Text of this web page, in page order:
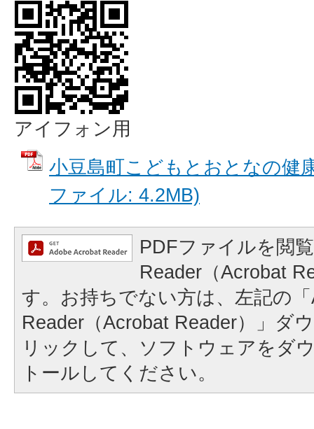
アイフォン用
小豆島町こどもとおとなの健
ファイル: 4.2MB)
PDFファイルを閲
Reader（Acrobat
す。お持ちでない方は、左記の
Reader（Acrobat Reader）」ダ
リックして、ソフトウェアをダ
トールしてください。